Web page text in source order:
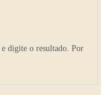
e digite o resultado. Por